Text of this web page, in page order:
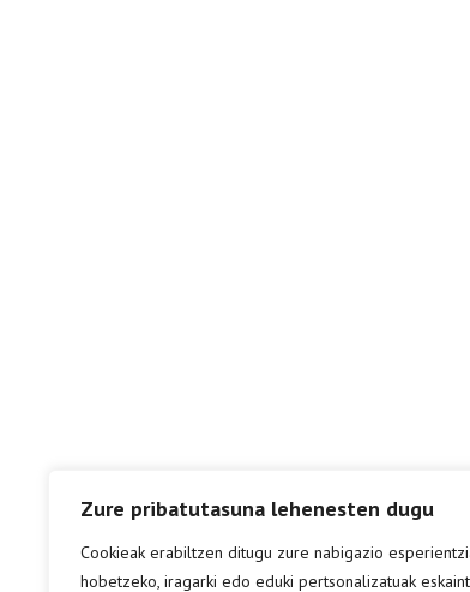
Zure pribatutasuna lehenesten dugu
Cookieak erabiltzen ditugu zure nabigazio
hobetzeko, iragarki edo eduki pertsonalizatuak